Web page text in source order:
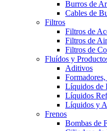
Burros de
Cables de
Filtros
Filtros de
Filtros de
Filtros de
Fluídos y
Aditivos
Líquidos de
Líquidos
Líquidos y
Frenos
Bombas de